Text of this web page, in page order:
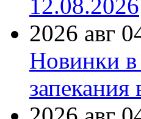
12.08.2026
2026 авг
Новинки в